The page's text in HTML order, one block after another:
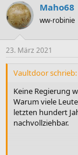
Maho68
ww-robinie
23. März 2021
Vaultdoor schrieb:
Keine Regierung
Warum viele
letzten hundert
nachvollziehbar.